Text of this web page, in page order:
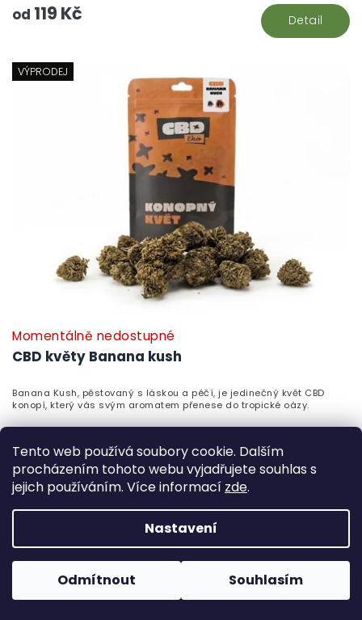
Tento web používá soubory cookie. Dalším
procházením tohoto webu vyjadřujete souhlas s
jejich používáním. Více informací zde.
Nastavení
Odmítnout Souhlasím
od 119 Kč Detail
VÝPRODEJ
CBD květy Banana kush
5
Momentálně nedostupné
od99 Kč
Banana Kush, pěstovaný s láskou a péčí, je jedinečný květ CBD
konopí, který vás svým aromatem přenese do tropické oázy.